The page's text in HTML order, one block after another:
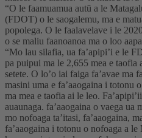
“O le faamuamua autū a le
(FDOT) o le saogalemu, ma e
popolega. O le faalavelave i le
o se maliu faanoanoa ma o loo
“Mo lau silafia, ua fa’apipi’i e le
pa puipui ma le 2,655 mea e taofia
setete. O lo’o iai faiga fa’avae ma
masini uma e fa’aaogaina i totonu
ma mea e taofia ai le leo.
auaunaga. fa’aaogaina o vaega
mo nofoaga ta’itasi, fa’aaogaina,
fa’aaogaina i totonu o nofoaga a